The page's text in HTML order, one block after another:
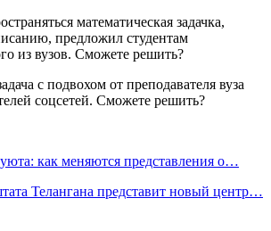
математическая задачка,
предложил студентам
из вузов. Сможете решить?
как меняются представления о…
Телангана представит новый центр…